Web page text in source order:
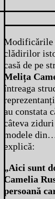
Modificările
clădirilor
casă de pe
Melița
întreaga
au constata
câteva
modele
explică:
„Aici sunt
Camelia
persoană